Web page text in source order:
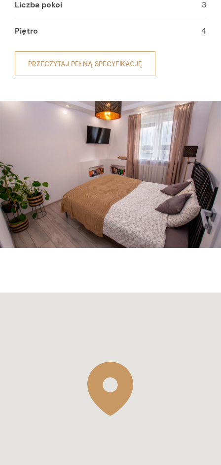
Liczba pokoi 3
Piętro 4
PRZECZYTAJ PEŁNĄ SPECYFIKACJĘ